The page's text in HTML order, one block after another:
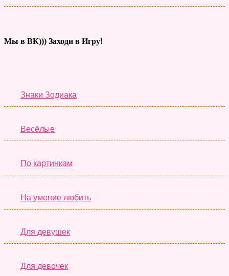
Мы в ВК))) Заходи в Игру!
Знаки Зодиака
Весёлые
По картинкам
На умение любить
Для девушек
Для девочек